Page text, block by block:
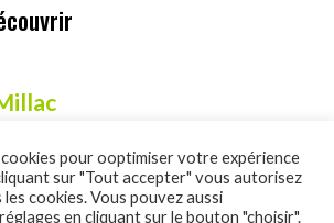
pour ooptimiser votre expérience
sur "Tout accepter" vous autorisez
cookies. Vous pouvez aussi
en cliquant sur le bouton "choisir".